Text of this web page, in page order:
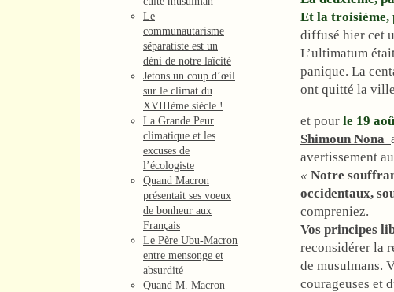
Et la troisième,
diffusé hier cet
L’ultimatum
panique. La
ont quitté la
et pour le 19
Shimoun Nona
avertissement
« Notre
occidentaux,
compreniez.
Vos principes
reconsidérer la
de musulmans.
courageuses et
Le
communautarisme
séparatiste est un
déni de notre laïcité
Jetons un coup d’œil
sur le climat du
XVIIIème siècle !
La Grande Peur
climatique et les
excuses de
l’écologiste
Quand Macron
présentait ses voeux
de bonheur aux
Français
Le Père Ubu-Macron
entre mensonge et
absurdité
Quand M. Macron